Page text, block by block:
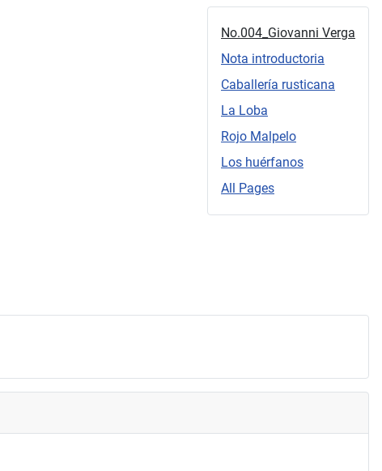
No.004_Giovanni Verga
Nota introductoria
Caballería rusticana
La Loba
Rojo Malpelo
Los huérfanos
All Pages